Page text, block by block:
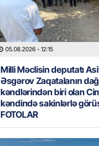
05.08.2026 - 12:15
Milli Məclisin deputatı
Əsgərov Zaqatalanın dağ
kəndlərindən biri olan
kəndində sakinlərlə
FOTOLAR